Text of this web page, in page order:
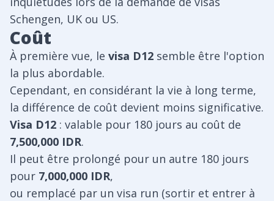
Schengen, UK ou US.
Coût
À première vue, le visa D12 semble être l'option
la plus abordable.
Cependant, en considérant la vie à long terme,
la différence de coût devient moins significative.
Visa D12 : valable pour 180 jours au coût de
7,500,000 IDR.
Il peut être prolongé pour un autre 180 jours
pour 7,000,000 IDR,
ou remplacé par un visa run (sortir et entrer à